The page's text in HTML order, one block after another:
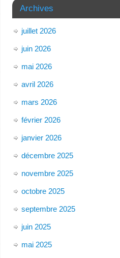
Archives
juillet 2026
juin 2026
mai 2026
avril 2026
mars 2026
février 2026
janvier 2026
décembre 2025
novembre 2025
octobre 2025
septembre 2025
juin 2025
mai 2025